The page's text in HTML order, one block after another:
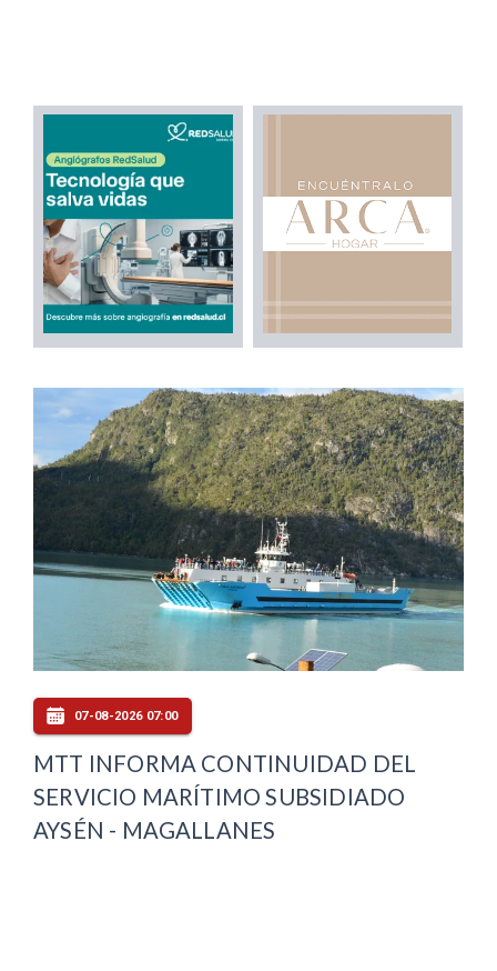
07-08-2026 07:00
MTT INFORMA CONTINUIDAD DEL
SERVICIO MARÍTIMO SUBSIDIADO
AYSÉN - MAGALLANES